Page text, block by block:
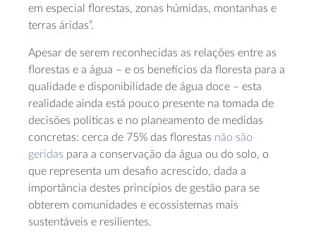
em especial florestas, zonas húmidas, montanhas e
terras áridas”.
Apesar de serem reconhecidas as relações entre as
florestas e a água – e os benefícios da floresta para a
qualidade e disponibilidade de água doce – esta
realidade ainda está pouco presente na tomada de
decisões políticas e no planeamento de medidas
concretas: cerca de 75% das florestas não são
geridas para a conservação da água ou do solo, o
que representa um desafio acrescido, dada a
importância destes princípios de gestão para se
obterem comunidades e ecossistemas mais
sustentáveis e resilientes.